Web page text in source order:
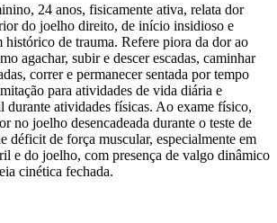
24 anos, fisicamente ativa, relata dor
do joelho direito, de início insidioso e
histórico de trauma. Refere piora da dor ao
agachar, subir e descer escadas, caminhar
correr e permanecer sentada por tempo
para atividades de vida diária e
durante atividades físicas. Ao exame físico,
no joelho desencadeada durante o teste de
déficit de força muscular, especialmente em
e do joelho, com presença de valgo dinâmico
cinética fechada.